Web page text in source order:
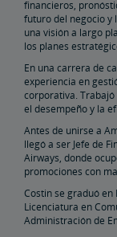
Futuro del
Amtrak Airo
La Última
Mejoras en la
El Corredor
Portal de
financieros,
futuro del negocio y
una visión a largo
los planes
En una carrera de
experiencia en
corporativa.
el desempeño y la
Antes de unirse a
llegó a ser Jefe de
Airways, donde
promociones con
Costin se graduó
Licenciatura en
Administración de